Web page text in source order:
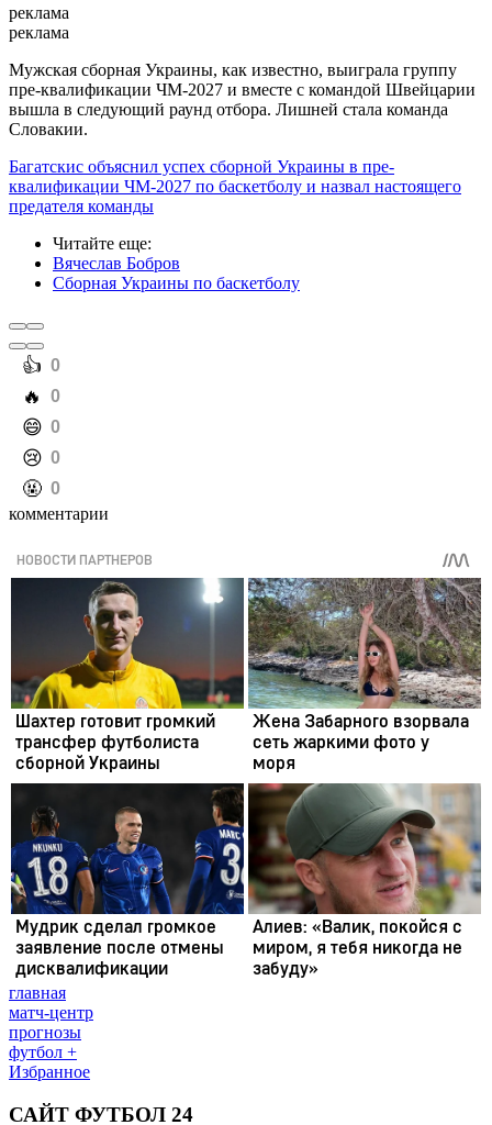
реклама
реклама
Мужская сборная Украины, как известно, выиграла группу
пре-квалификации ЧМ-2027 и вместе с командой Швейцарии
вышла в следующий раунд отбора. Лишней стала команда
Словакии.
Багатскис объяснил успех сборной Украины в пре-
квалификации ЧМ-2027 по баскетболу и назвал настоящего
предателя команды
Читайте еще:
Вячеслав Бобров
Сборная Украины по баскетболу
️👍 0
️🔥 0
️😄 0
️😢 0
️🤬 0
комментарии
главная
матч-центр
прогнозы
футбол +
Избранное
САЙТ ФУТБОЛ 24